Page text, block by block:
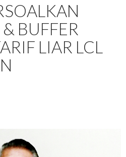
BUFFER
LIAR LCL